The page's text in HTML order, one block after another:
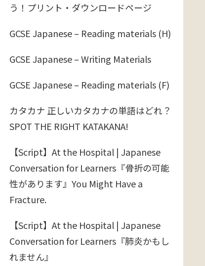
う！プリント・ダウンロードページ
GCSE Japanese – Reading materials (H)
GCSE Japanese – Writing Materials
GCSE Japanese – Reading materials (F)
カタカナ 正しいカタカナの単語はどれ？
SPOT THE RIGHT KATAKANA!
【Script】At the Hospital | Japanese
Conversation for Learners『骨折の可能
性があります』You Might Have a
Fracture.
【Script】At the Hospital | Japanese
Conversation for Learners『肺炎かもし
れません』